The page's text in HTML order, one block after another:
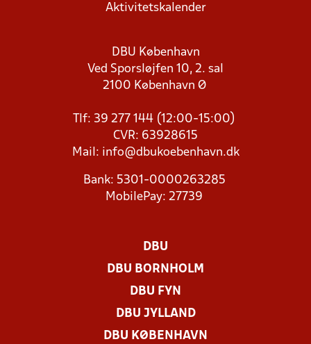
Aktivitetskalender
DBU København
Ved Sporsløjfen 10, 2. sal
2100 København Ø
Tlf: 39 277 144 (12:00-15:00)
CVR: 63928615
Mail: info@dbukoebenhavn.dk
Bank: 5301-0000263285
MobilePay: 27739
DBU
DBU BORNHOLM
DBU FYN
DBU JYLLAND
DBU KØBENHAVN